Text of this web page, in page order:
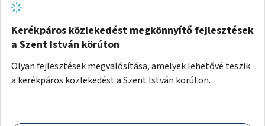
Kerékpáros közlekedést megkönnyítő fejlesztések
a Szent István körúton
Olyan fejlesztések megvalósítása, amelyek lehetővé teszik
a kerékpáros közlekedést a Szent István körúton.